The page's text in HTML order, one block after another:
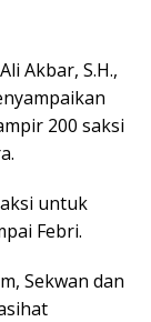
Akbar, S.H.,
200 saksi
untuk
Febri.
Sekwan dan